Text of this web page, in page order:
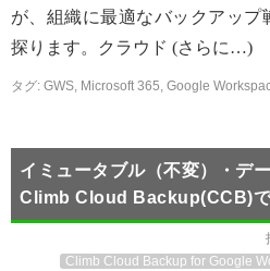
が、組織に最適なバックアップ
探ります。クラウド (さらに…)
タグ: GWS, Microsoft 365, Google
イミュータブル（不変）・デ
Climb Cloud Backup(CCB)で
Climb Cloud Backup for Google